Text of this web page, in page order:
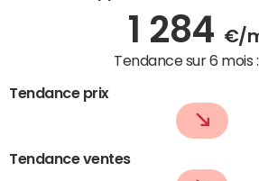
1 284 €/
Tendance sur 6 mois :
Tendance prix
Tendance ventes